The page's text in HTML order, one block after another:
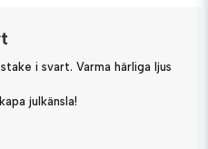
i svart. Varma härliga ljus
julkänsla!